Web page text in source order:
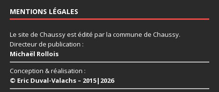
MENTIONS LÉGALES
Le site de Chaussy est édité par la commune de Chaussy.
Directeur de publication :
Michaël Rollois
Conception & réalisation :
© Eric Duval-Valachs – 2015|2026